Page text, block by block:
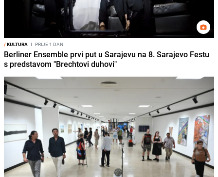
/KULTURA I PRIJE 1 DAN
Berliner Ensemble prvi put u Sarajevu na 8. Sarajevo Festu
s predstavom "Brechtovi duhovi"